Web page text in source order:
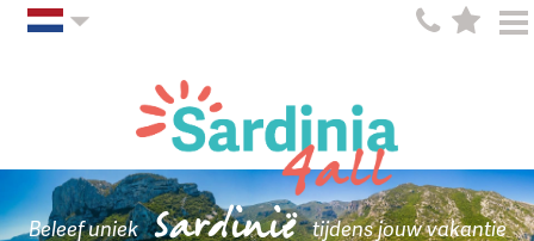
Beleef uniek Sardinië tijdens jouw vakantie